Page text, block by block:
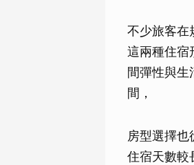
不少旅客在
這兩種住宿
間彈性與生
間，
房型選擇也
住宿天數較